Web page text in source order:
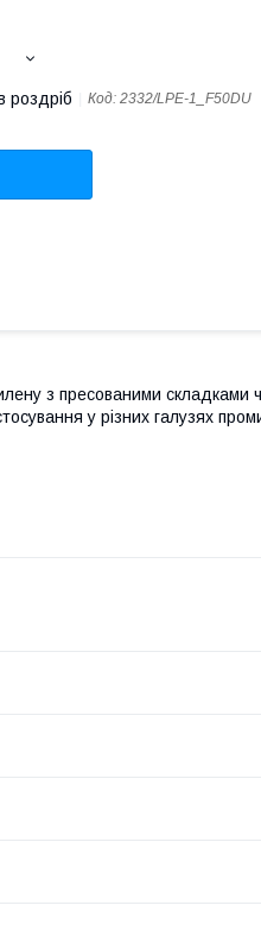
роздріб Код: 2332/LPE-1_F50DU
з пресованими складками
у різних галузях